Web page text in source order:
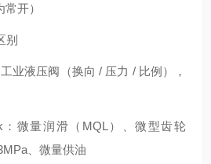
开）
别
业液压阀（换向 / 压力 / 比例），
：微量润滑（MQL）、微型齿轮
、微量供油